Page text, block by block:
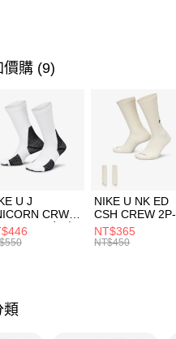
價購 (9)
U J
CRW
-160 男女 中
FZ3393100
NIKE U NK ED
CSH CREW 2P-
144 EMBRDY 男
女 短統襪
NT$365
NT$450
類